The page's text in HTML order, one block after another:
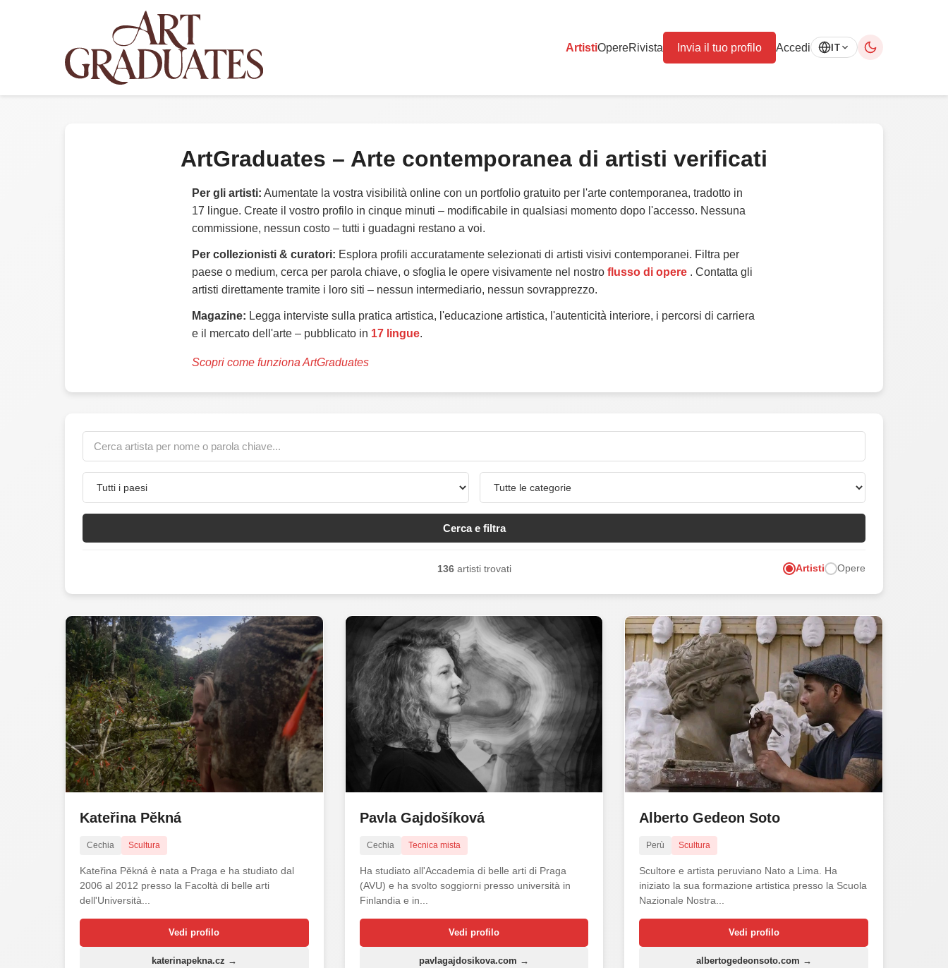
ArtistiOpereRivista Invia il tuo profilo Accedi IT
ArtGraduates – Arte contemporanea di artisti verificati
Per gli artisti: Aumentate la vostra visibilità online con un portfolio gratuito per l'arte contemporanea, tradotto in
17 lingue. Create il vostro profilo in cinque minuti – modificabile in qualsiasi momento dopo l'accesso. Nessuna
commissione, nessun costo – tutti i guadagni restano a voi.
Per collezionisti & curatori: Esplora profili accuratamente selezionati di artisti visivi contemporanei. Filtra per
paese o medium, cerca per parola chiave, o sfoglia le opere visivamente nel nostro flusso di opere . Contatta gli
artisti direttamente tramite i loro siti – nessun intermediario, nessun sovrapprezzo.
Magazine: Legga interviste sulla pratica artistica, l'educazione artistica, l'autenticità interiore, i percorsi di carriera
e il mercato dell'arte – pubblicato in 17 lingue.
Scopri come funziona ArtGraduates
Cerca e filtra
136artisti trovati Artisti Opere
Kateřina Pěkná
Cechia Scultura
Kateřina Pěkná è nata a Praga e ha studiato dal
2006 al 2012 presso la Facoltà di belle arti
dell'Università...
Vedi profilo
katerinapekna.cz →
Pavla Gajdošíková
Cechia Tecnica mista
Ha studiato all'Accademia di belle arti di Praga
(AVU) e ha svolto soggiorni presso università in
Finlandia e in...
Vedi profilo
pavlagajdosikova.com →
Alberto Gedeon Soto
Perù Scultura
Scultore e artista peruviano Nato a Lima. Ha
iniziato la sua formazione artistica presso la Scuola
Nazionale Nostra...
Vedi profilo
albertogedeonsoto.com →